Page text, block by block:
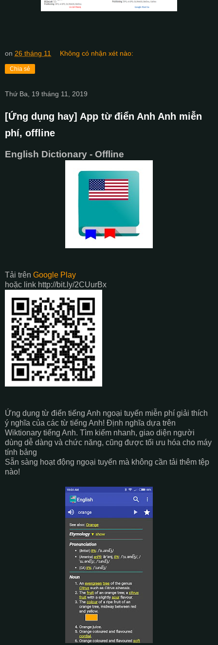
on 26 tháng 11 Không có nhận xét nào:
Chia sẻ
Thứ Ba, 19 tháng 11, 2019
[Ứng dụng hay] App từ điển Anh Anh miễn
phí, offline
English Dictionary - Offline
Tải trên Google Play
hoặc link http://bit.ly/2CUurBx
Ứng dụng từ điển tiếng Anh ngoại tuyến miễn phí giải thích
ý nghĩa của các từ tiếng Anh! Định nghĩa dựa trên
Wiktionary tiếng Anh. Tìm kiếm nhanh, giao diện người
dùng dễ dàng và chức năng, cũng được tối ưu hóa cho máy
tính bảng
Sẵn sàng hoạt động ngoại tuyến mà không cần tải thêm tệp
nào!